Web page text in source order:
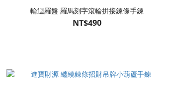
輪迴羅盤 羅馬刻字滾輪拼接鍊條手鍊
NT$490